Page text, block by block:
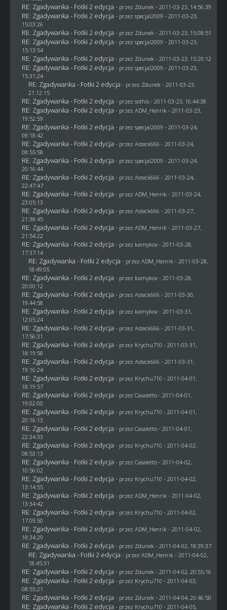
RE: Zgadywanka - Fotki 2 edycja - przez Zdunek - 2011-03-23, 14:56:39
RE: Zgadywanka - Fotki 2 edycja - przez specjal2009 - 2011-03-23,
15:03:26
RE: Zgadywanka - Fotki 2 edycja - przez Zdunek - 2011-03-23, 15:08:51
RE: Zgadywanka - Fotki 2 edycja - przez specjal2009 - 2011-03-23,
15:13:54
RE: Zgadywanka - Fotki 2 edycja - przez Zdunek - 2011-03-23, 15:20:12
RE: Zgadywanka - Fotki 2 edycja - przez specjal2009 - 2011-03-23,
15:31:24
RE: Zgadywanka - Fotki 2 edycja - przez Zdunek - 2011-03-23,
21:12:15
RE: Zgadywanka - Fotki 2 edycja - przez sothis- 2011-03-23, 16:44:38
RE: Zgadywanka - Fotki 2 edycja - przez ADM_Henrik - 2011-03-23,
19:52:59
RE: Zgadywanka - Fotki 2 edycja - przez specjal2009 - 2011-03-24,
08:18:42
RE: Zgadywanka - Fotki 2 edycja - przez Asteck666 - 2011-03-24,
08:55:58
RE: Zgadywanka - Fotki 2 edycja - przez specjal2009 - 2011-03-24,
20:16:44
RE: Zgadywanka - Fotki 2 edycja - przez Asteck666 - 2011-03-24,
22:47:47
RE: Zgadywanka - Fotki 2 edycja - przez ADM_Henrik - 2011-03-24,
23:05:13
RE: Zgadywanka - Fotki 2 edycja - przez Asteck666 - 2011-03-27,
21:38:45
RE: Zgadywanka - Fotki 2 edycja - przez ADM_Henrik - 2011-03-27,
21:54:22
RE: Zgadywanka - Fotki 2 edycja - przez kamykov- 2011-03-28,
17:37:14
RE: Zgadywanka - Fotki 2 edycja - przez ADM_Henrik - 2011-03-28,
18:49:05
RE: Zgadywanka - Fotki 2 edycja - przez kamykov- 2011-03-28,
20:00:12
RE: Zgadywanka - Fotki 2 edycja - przez Asteck666 - 2011-03-30,
19:44:58
RE: Zgadywanka - Fotki 2 edycja - przez kamykov- 2011-03-31,
12:05:24
RE: Zgadywanka - Fotki 2 edycja - przez Asteck666 - 2011-03-31,
17:56:31
RE: Zgadywanka - Fotki 2 edycja - przez Krychu710 - 2011-03-31,
18:19:58
RE: Zgadywanka - Fotki 2 edycja - przez Asteck666 - 2011-03-31,
19:16:24
RE: Zgadywanka - Fotki 2 edycja - przez Krychu710 - 2011-04-01,
18:19:57
RE: Zgadywanka - Fotki 2 edycja - przez Casaletto- 2011-04-01,
19:02:00
RE: Zgadywanka - Fotki 2 edycja - przez Krychu710 - 2011-04-01,
20:16:13
RE: Zgadywanka - Fotki 2 edycja - przez Casaletto- 2011-04-01,
22:34:33
RE: Zgadywanka - Fotki 2 edycja - przez Krychu710 - 2011-04-02,
08:53:13
RE: Zgadywanka - Fotki 2 edycja - przez Casaletto- 2011-04-02,
10:56:02
RE: Zgadywanka - Fotki 2 edycja - przez Krychu710 - 2011-04-02,
13:14:55
RE: Zgadywanka - Fotki 2 edycja - przez ADM_Henrik - 2011-04-02,
13:34:42
RE: Zgadywanka - Fotki 2 edycja - przez Krychu710 - 2011-04-02,
17:09:50
RE: Zgadywanka - Fotki 2 edycja - przez ADM_Henrik - 2011-04-02,
18:34:29
RE: Zgadywanka - Fotki 2 edycja - przez Zdunek - 2011-04-02, 18:39:37
RE: Zgadywanka - Fotki 2 edycja - przez ADM_Henrik - 2011-04-02,
18:45:31
RE: Zgadywanka - Fotki 2 edycja - przez Zdunek - 2011-04-02, 20:55:16
RE: Zgadywanka - Fotki 2 edycja - przez Krychu710 - 2011-04-03,
08:55:21
RE: Zgadywanka - Fotki 2 edycja - przez Zdunek - 2011-04-04, 20:46:50
RE: Zgadywanka - Fotki 2 edycja - przez Krychu710 - 2011-04-05,